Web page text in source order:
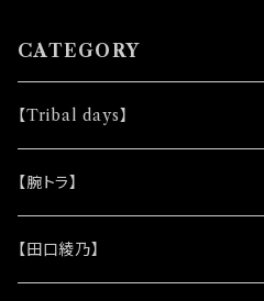
実にお手にした
ョップでのご注
CATEGORY
【Tribal days】
★ノベルティー
(シリコンリストバンド)
★DVD
【腕トラ】
★CD
【田口綾乃】